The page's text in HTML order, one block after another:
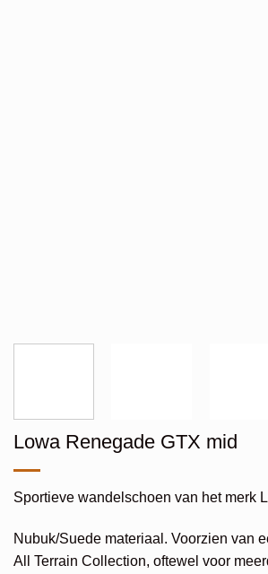
Lowa Renegade GTX mid
Sportieve wandelschoen van het merk
Nubuk/Suede materiaal. Voorzien van
All Terrain Collection, oftewel voor